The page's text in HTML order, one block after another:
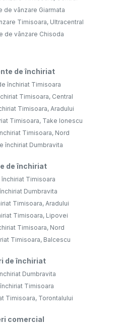
de vânzare Giarmata
Timisoara, Ultracentral
de vânzare Chisoda
de închiriat
închiriat Timisoara
Timisoara, Central
Timisoara, Aradului
Timisoara, Take Ionescu
Timisoara, Nord
închiriat Dumbravita
de închiriat
Timisoara
Dumbravita
Timisoara, Aradului
Timisoara, Lipovei
Timisoara, Nord
Timisoara, Balcescu
de închiriat
Dumbravita
Timisoara
Timisoara, Torontalului
comercial